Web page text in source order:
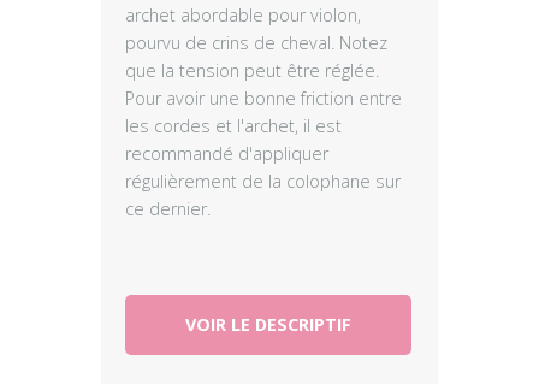
archet abordable pour violon,
pourvu de crins de cheval. Notez
que la tension peut être réglée.
Pour avoir une bonne friction entre
les cordes et l'archet, il est
recommandé d'appliquer
régulièrement de la colophane sur
ce dernier.
VOIR LE DESCRIPTIF